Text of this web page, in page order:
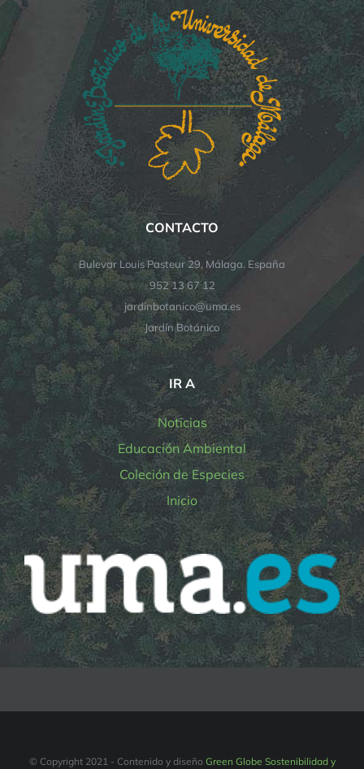
CONTACTO
Bulevar Louis Pasteur 29, Málaga. España
952 13 67 12
jardinbotanico@uma.es
Jardín Botánico
IR A
Noticias
Educación Ambiental
Coleción de Especies
Inicio
© Copyright 2021 - Contenido y diseño Green Globe Sostenibilidad y